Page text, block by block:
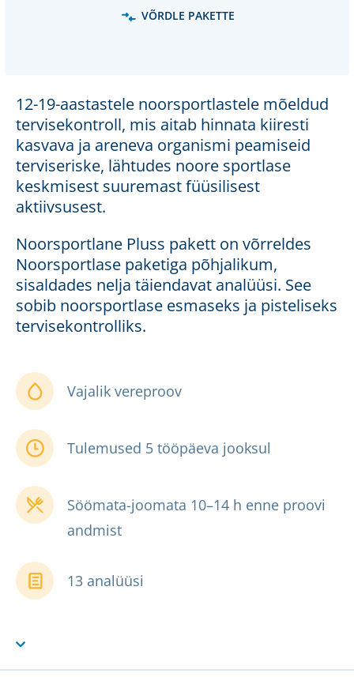
12-19-aastastele noorsportlastele mõeldud
tervisekontroll, mis aitab hinnata kiiresti
kasvava ja areneva organismi peamiseid
terviseriske, lähtudes noore sportlase
keskmisest suuremast füüsilisest
aktiivsusest.
Noorsportlane Pluss pakett on võrreldes
Noorsportlase paketiga põhjalikum,
sisaldades nelja täiendavat analüüsi. See
sobib noorsportlase esmaseks ja pisteliseks
tervisekontrolliks.
Vajalik vereproov
Tulemused 5 tööpäeva jooksul
Söömata-joomata 10–14 h enne proovi
andmist
13 analüüsi
VÕRDLE PAKETTE